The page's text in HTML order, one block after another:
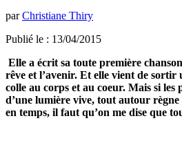
par Christiane Thiry
Publié le : 13/04/2015
Elle a écrit sa toute première
rêve et l’avenir. Et elle vient de
colle au corps et au coeur. Mais si les
d’une lumière vive, tout autour règne
en temps, il faut qu’on me dise que